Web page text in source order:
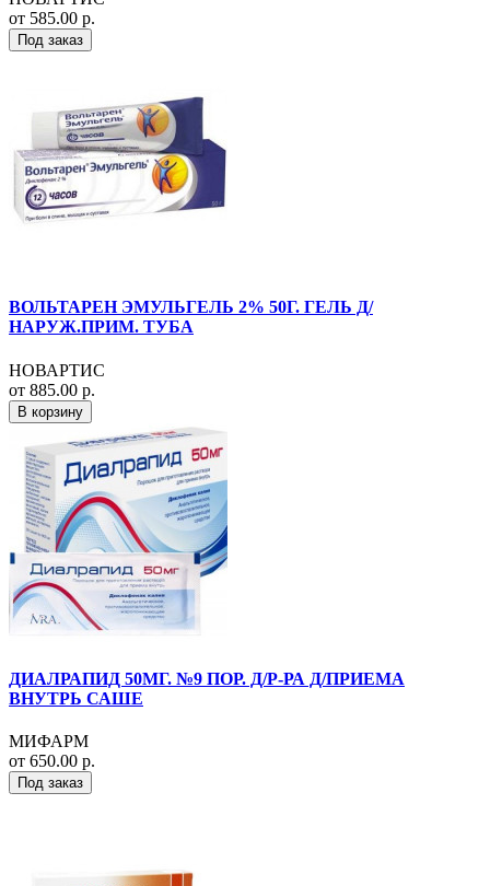
от 585.00 р.
Под заказ
ВОЛЬТАРЕН ЭМУЛЬГЕЛЬ 2% 50Г. ГЕЛЬ Д/
НАРУЖ.ПРИМ. ТУБА
НОВАРТИС
от 885.00 р.
В корзину
ДИАЛРАПИД 50МГ. №9 ПОР. Д/Р-РА Д/ПРИЕМА
ВНУТРЬ САШЕ
МИФАРМ
от 650.00 р.
Под заказ